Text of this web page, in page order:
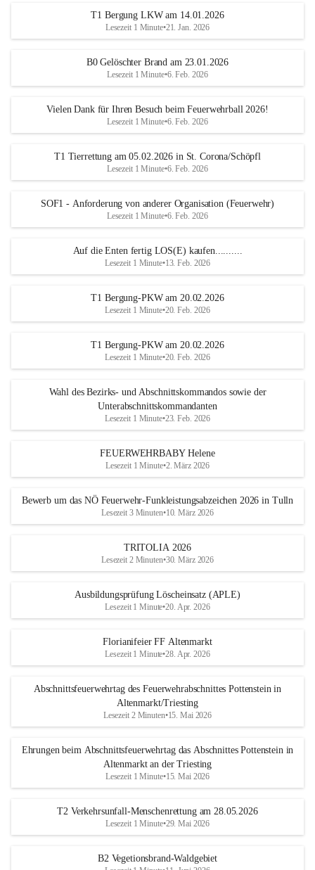
T1 Bergung LKW am 14.01.2026
Lesezeit 1 Minute•21. Jan. 2026
B0 Gelöschter Brand am 23.01.2026
Lesezeit 1 Minute•6. Feb. 2026
Vielen Dank für Ihren Besuch beim Feuerwehrball 2026!
Lesezeit 1 Minute•6. Feb. 2026
T1 Tierrettung am 05.02.2026 in St. Corona/Schöpfl
Lesezeit 1 Minute•6. Feb. 2026
SOF1 - Anforderung von anderer Organisation (Feuerwehr)
Lesezeit 1 Minute•6. Feb. 2026
Auf die Enten fertig LOS(E) kaufen..........
Lesezeit 1 Minute•13. Feb. 2026
T1 Bergung-PKW am 20.02.2026
Lesezeit 1 Minute•20. Feb. 2026
T1 Bergung-PKW am 20.02.2026
Lesezeit 1 Minute•20. Feb. 2026
Wahl des Bezirks- und Abschnittskommandos sowie der
Unterabschnittskommandanten
Lesezeit 1 Minute•23. Feb. 2026
FEUERWEHRBABY Helene
Lesezeit 1 Minute•2. März 2026
Bewerb um das NÖ Feuerwehr-Funkleistungsabzeichen 2026 in Tulln
Lesezeit 3 Minuten•10. März 2026
TRITOLIA 2026
Lesezeit 2 Minuten•30. März 2026
Ausbildungsprüfung Löscheinsatz (APLE)
Lesezeit 1 Minute•20. Apr. 2026
Florianifeier FF Altenmarkt
Lesezeit 1 Minute•28. Apr. 2026
Abschnittsfeuerwehrtag des Feuerwehrabschnittes Pottenstein in
Altenmarkt/Triesting
Lesezeit 2 Minuten•15. Mai 2026
Ehrungen beim Abschnittsfeuerwehrtag das Abschnittes Pottenstein in
Altenmarkt an der Triesting
Lesezeit 1 Minute•15. Mai 2026
T2 Verkehrsunfall-Menschenrettung am 28.05.2026
Lesezeit 1 Minute•29. Mai 2026
B2 Vegetionsbrand-Waldgebiet